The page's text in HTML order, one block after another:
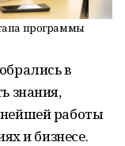
программы
в
знания,
работы
и бизнесе.